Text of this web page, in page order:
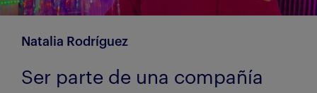
Natalia Rodríguez
Ser parte de una compañía